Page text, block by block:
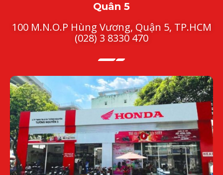
Quân 5
100 M.N.O.P Hùng Vương, Quận 5, TP.HCM
(028) 3 8330 470